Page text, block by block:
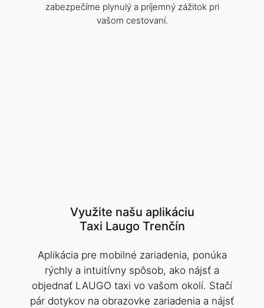
zabezpečíme plynulý a príjemný zážitok pri
vašom cestovaní.
Využite našu aplikáciu
Taxi Laugo Trenčín
Aplikácia pre mobilné zariadenia, ponúka
rýchly a intuitívny spôsob, ako nájsť a
objednať LAUGO taxi vo vašom okolí. Stačí
pár dotykov na obrazovke zariadenia a nájsť